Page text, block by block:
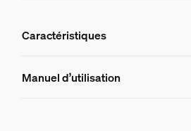
Caractéristiques
Caractéristiques
Manuel d’utilisation